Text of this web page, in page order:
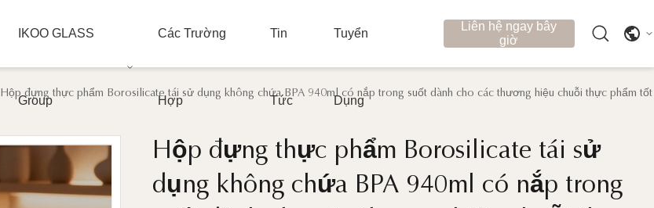
IKOO GLASS
Group
Các Trường
Hợp
Tin
Tức
Tuyển
Dụng
Liên hệ ngay bây
giờ
Hộp đựng thực phẩm Borosilicate tái sử dụng không chứa BPA 940ml có nắp trong suốt dành cho các thương hiệu chuỗi thực phẩm
Hộp đựng thực phẩm Borosilicate tái sử
dụng không chứa BPA 940ml có nắp trong
Hộp đựng thực phẩm Borosilicate tái sử
dụng không chứa BPA 940ml có nắp trong